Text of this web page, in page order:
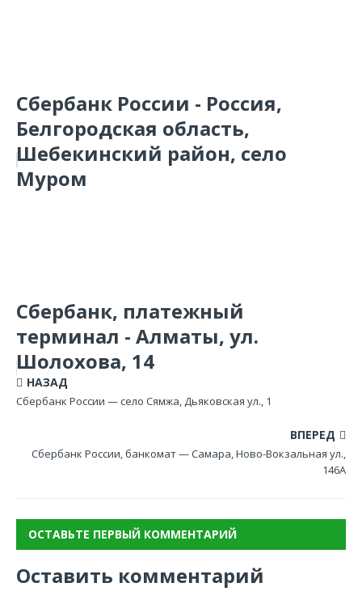
Сбербанк России - Россия,
Белгородская область,
Шебекинский район, село
Муром
Сбербанк, платежный
терминал - Алматы, ул.
Шолохова, 14
НАЗАД
Сбербанк России — село Сямжа, Дьяковская ул., 1
ВПЕРЕД
Сбербанк России, банкомат — Самара, Ново-Вокзальная ул.,
146А
ОСТАВЬТЕ ПЕРВЫЙ КОММЕНТАРИЙ
Оставить комментарий